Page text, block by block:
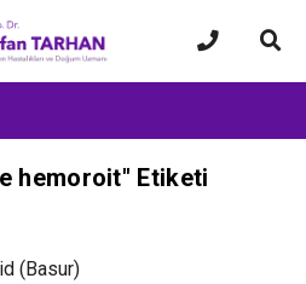
hemoroit" Etiketi
(Basur)